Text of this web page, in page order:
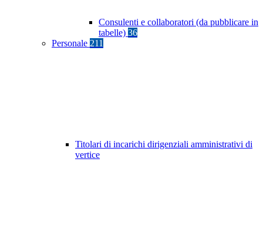
Consulenti e collaboratori (da pubblicare in
tabelle) 36
Personale 211
Titolari di incarichi dirigenziali amministrativi di
vertice